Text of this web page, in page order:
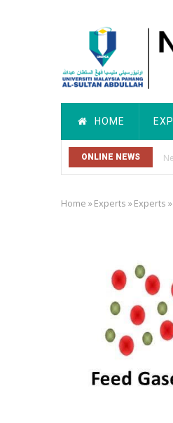
Main
navigation
HOME
ONLINE NEWS
Breadcrumb
Home »Experts »Experts »